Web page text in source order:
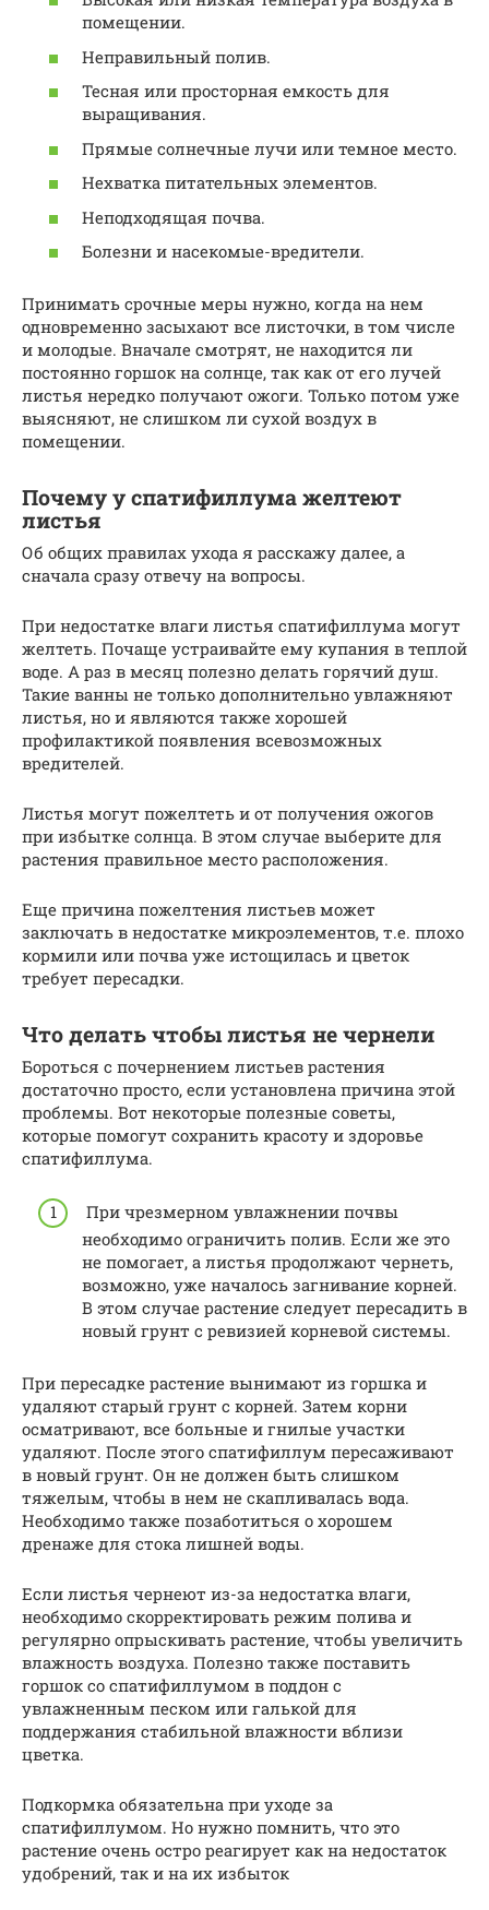
помещении.
Неправильный полив.
Тесная или просторная емкость для
выращивания.
Прямые солнечные лучи или темное место.
Нехватка питательных элементов.
Неподходящая почва.
Болезни и насекомые-вредители.
Принимать срочные меры нужно, когда на нем
одновременно засыхают все листочки, в том числе
и молодые. Вначале смотрят, не находится ли
постоянно горшок на солнце, так как от его лучей
листья нередко получают ожоги. Только потом уже
выясняют, не слишком ли сухой воздух в
помещении.
Почему у спатифиллума желтеют
листья
Об общих правилах ухода я расскажу далее, а
сначала сразу отвечу на вопросы.
При недостатке влаги листья спатифиллума могут
желтеть. Почаще устраивайте ему купания в теплой
воде. А раз в месяц полезно делать горячий душ.
Такие ванны не только дополнительно увлажняют
листья, но и являются также хорошей
профилактикой появления всевозможных
вредителей.
Листья могут пожелтеть и от получения ожогов
при избытке солнца. В этом случае выберите для
растения правильное место расположения.
Еще причина пожелтения листьев может
заключать в недостатке микроэлементов, т.е. плохо
кормили или почва уже истощилась и цветок
требует пересадки.
Что делать чтобы листья не чернели
Бороться с почернением листьев растения
достаточно просто, если установлена причина этой
проблемы. Вот некоторые полезные советы,
которые помогут сохранить красоту и здоровье
спатифиллума.
При чрезмерном увлажнении почвы
необходимо ограничить полив. Если же это
не помогает, а листья продолжают чернеть,
возможно, уже началось загнивание корней.
В этом случае растение следует пересадить в
новый грунт с ревизией корневой системы.
При пересадке растение вынимают из горшка и
удаляют старый грунт с корней. Затем корни
осматривают, все больные и гнилые участки
удаляют. После этого спатифиллум пересаживают
в новый грунт. Он не должен быть слишком
тяжелым, чтобы в нем не скапливалась вода.
Необходимо также позаботиться о хорошем
дренаже для стока лишней воды.
Если листья чернеют из-за недостатка влаги,
необходимо скорректировать режим полива и
регулярно опрыскивать растение, чтобы увеличить
влажность воздуха. Полезно также поставить
горшок со спатифиллумом в поддон с
увлажненным песком или галькой для
поддержания стабильной влажности вблизи
цветка.
Подкормка обязательна при уходе за
спатифиллумом. Но нужно помнить, что это
растение очень остро реагирует как на недостаток
удобрений, так и на их избыток